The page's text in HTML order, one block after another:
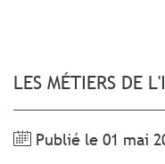
LES MÉTIERS DE
Publié le 01 mai